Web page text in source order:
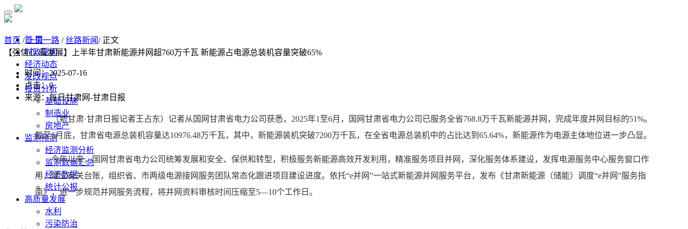
首 页
时政要闻
经济动态
发改视点
投资分析
基础设施
制造业
房地产
监测预测
经济监测分析
监测数据汇总
经济数据
统计公报
高质量发展
水利
污染防治
首页 /一带一路 / 丝路新闻/ 正文
【强信心 看发展】上半年甘肃新能源并网超760万千瓦 新能源占电源总装机容量突破65%
时间：2025-07-16
点击：0
来源：每日甘肃网-甘肃日报
（新甘肃·甘肃日报记者王占东）记者从国网甘肃省电力公司获悉，2025年1至6月，国网甘肃省电力公司已服务全省768.8万千瓦新能源并网，完成年度并网目标的51%。
截至6月底，甘肃省电源总装机容量达10976.48万千瓦，其中，新能源装机突破7200万千瓦，在全省电源总装机中的占比达到65.64%，新能源作为电源主体地位进一步凸显。
今年以来，国网甘肃省电力公司统筹发展和安全、保供和转型，积极服务新能源高效开发利用，精准服务项目并网，深化服务体系建设，发挥电源服务中心服务窗口作
用，建立有关台账，组织省、市两级电源接网服务团队常态化跟进项目建设进度。依托“e并网”一站式新能源并网服务平台，发布《甘肃新能源（储能）调度“e并网”服务指
南》，进一步规范并网服务流程，将并网资料审核时间压缩至5—10个工作日。